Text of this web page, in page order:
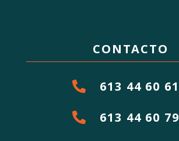
CONTACTO
 613 44 60 61
 613 44 60 79